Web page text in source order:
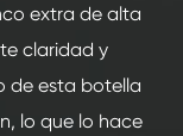
extra de alta
claridad y
de esta botella
lo que lo hace